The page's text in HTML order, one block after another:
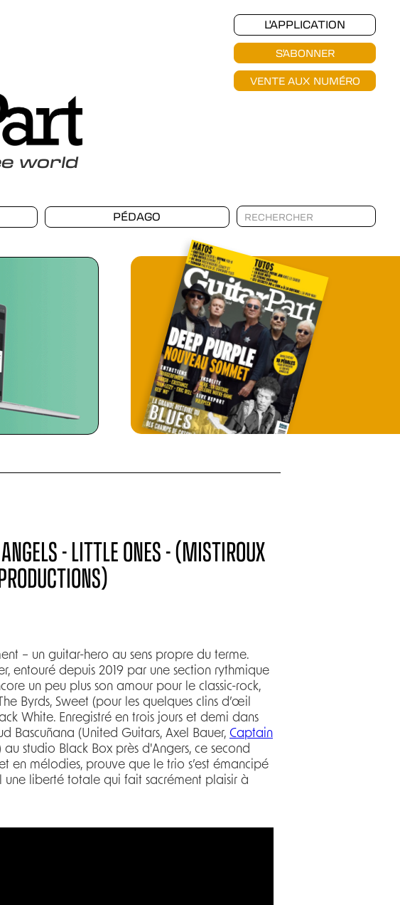
L'APPLICATION
S'ABONNER
VENTE AUX NUMÉRO
world
PÉDAGO
- LITTLE ONES - (MISTIROUX
– un guitar-hero au sens propre du terme.
entouré depuis 2019 par une section rythmique
un peu plus son amour pour le classic-rock,
Byrds, Sweet (pour les quelques clins d’œil
White. Enregistré en trois jours et demi dans
Bascuñana (United Guitars, Axel Bauer, Captain
au studio Black Box près d'Angers, ce second
en mélodies, prouve que le trio s’est émancipé
une liberté totale qui fait sacrément plaisir à